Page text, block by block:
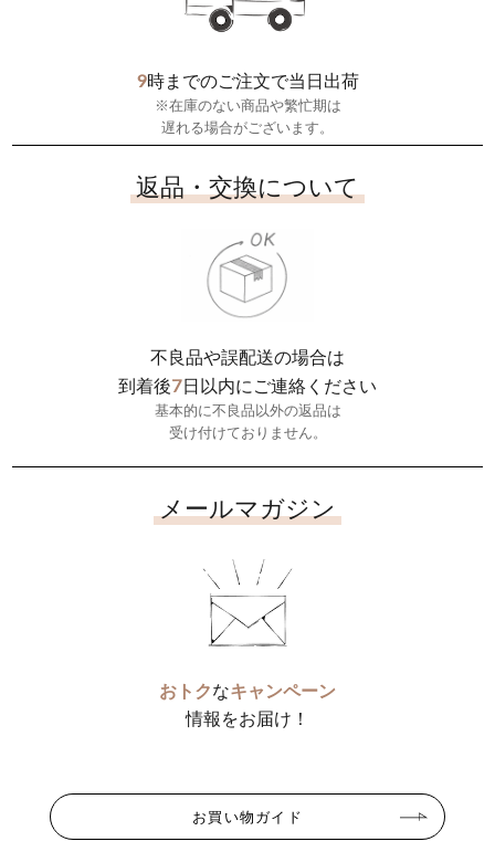
9時までのご注文で当日出荷
※在庫のない商品や繁忙期は
遅れる場合がございます。
返品・交換について
不良品や誤配送の場合は
到着後7日以内にご連絡ください
基本的に不良品以外の返品は
受け付けておりません。
メールマガジン
おトクなキャンペーン
情報をお届け！
お買い物ガイド